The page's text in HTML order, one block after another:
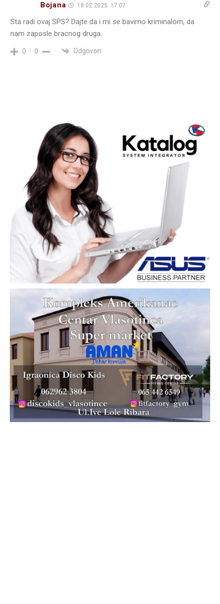
Bojana 18.02.2025. 17:07
Sta radi ovaj SPS? Dajte da i mi se bavimo kriminalom, da
nam zaposle bracnog druga.
0 0 Odgovori